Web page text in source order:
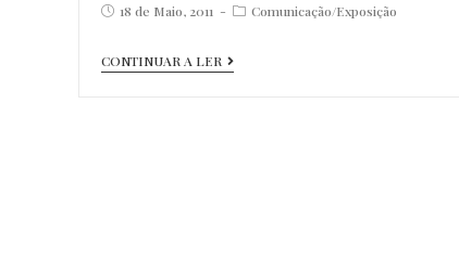
Post18 de Maio, 2011
PostComunicação/Exposição
CONTINUAR A LER
Sintra